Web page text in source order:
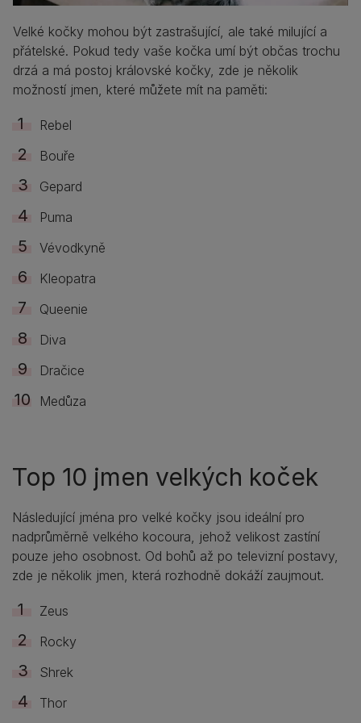
Velké kočky mohou být zastrašující, ale také milující a
přátelské. Pokud tedy vaše kočka umí být občas trochu
drzá a má postoj královské kočky, zde je několik
možností jmen, které můžete mít na paměti:
Rebel
Bouře
Gepard
Puma
Vévodkyně
Kleopatra
Queenie
Diva
Dračice
Medůza
Top 10 jmen velkých koček
Následující jména pro velké kočky jsou ideální pro
nadprůměrně velkého kocoura, jehož velikost zastíní
pouze jeho osobnost. Od bohů až po televizní postavy,
zde je několik jmen, která rozhodně dokáží zaujmout.
Zeus
Rocky
Shrek
Thor